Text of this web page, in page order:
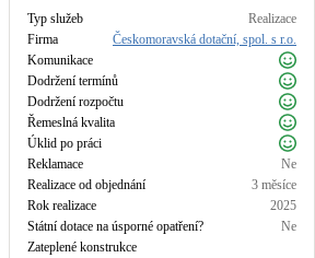
Stínicí technika
Žaluzie, markýzy, pergoly
NEW
Malé i velké turbíny
Typ služeb
Realizace
Firma
Českomoravská dotační, spol. s r.o.
Komunikace
Dodržení termínů
Dodržení rozpočtu
Řemeslná kvalita
Úklid po práci
Reklamace
Ne
Realizace od objednání
3 měsíce
Rok realizace
2025
Státní dotace na úsporné opatření?
Ne
Zateplené konstrukce